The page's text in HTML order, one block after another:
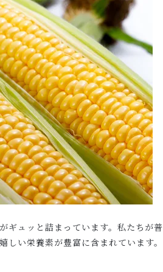
ギュッと詰まっています。私たちが普
い栄養素が豊富に含まれています。